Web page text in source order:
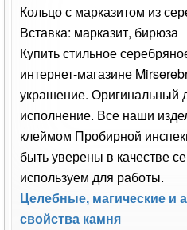
Кольцо с марказитом из
Вставка: марказит, бирюза
Купить стильное
интернет-магазине
украшение. Оригинальный
исполнение. Все наши
клеймом Пробирной
быть уверены в качестве
используем для работы.
Целебные, магические и
свойства камня